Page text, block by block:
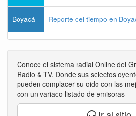
Boyacá Reporte del tiempo en
Conoce el sistema radial Online del
Radio & TV. Donde sus selectos
pueden complacer su oido con las
con un variado listado de emisoras